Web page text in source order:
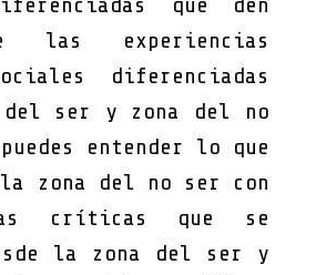
las experiencias
diferenciadas
del ser y zona del no
entender lo que
zona del no ser con
críticas que se
la zona del ser y